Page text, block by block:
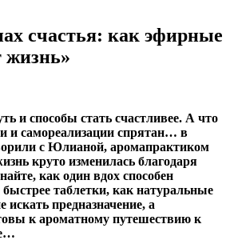
счастья: как эфирные
жизнь»
и способы стать счастливее. А что
и самореализации спрятан… в
с Юлианой, аромапрактиком
круто изменилась благодаря
как один вдох способен
таблетки, как натуральные
предназначение, а
к ароматному путешествию к